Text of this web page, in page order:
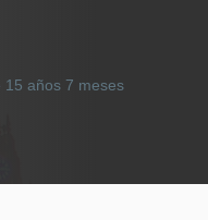
15 años 7 meses